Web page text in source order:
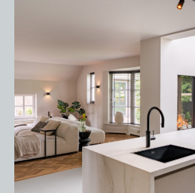
HOME
OVER ONS